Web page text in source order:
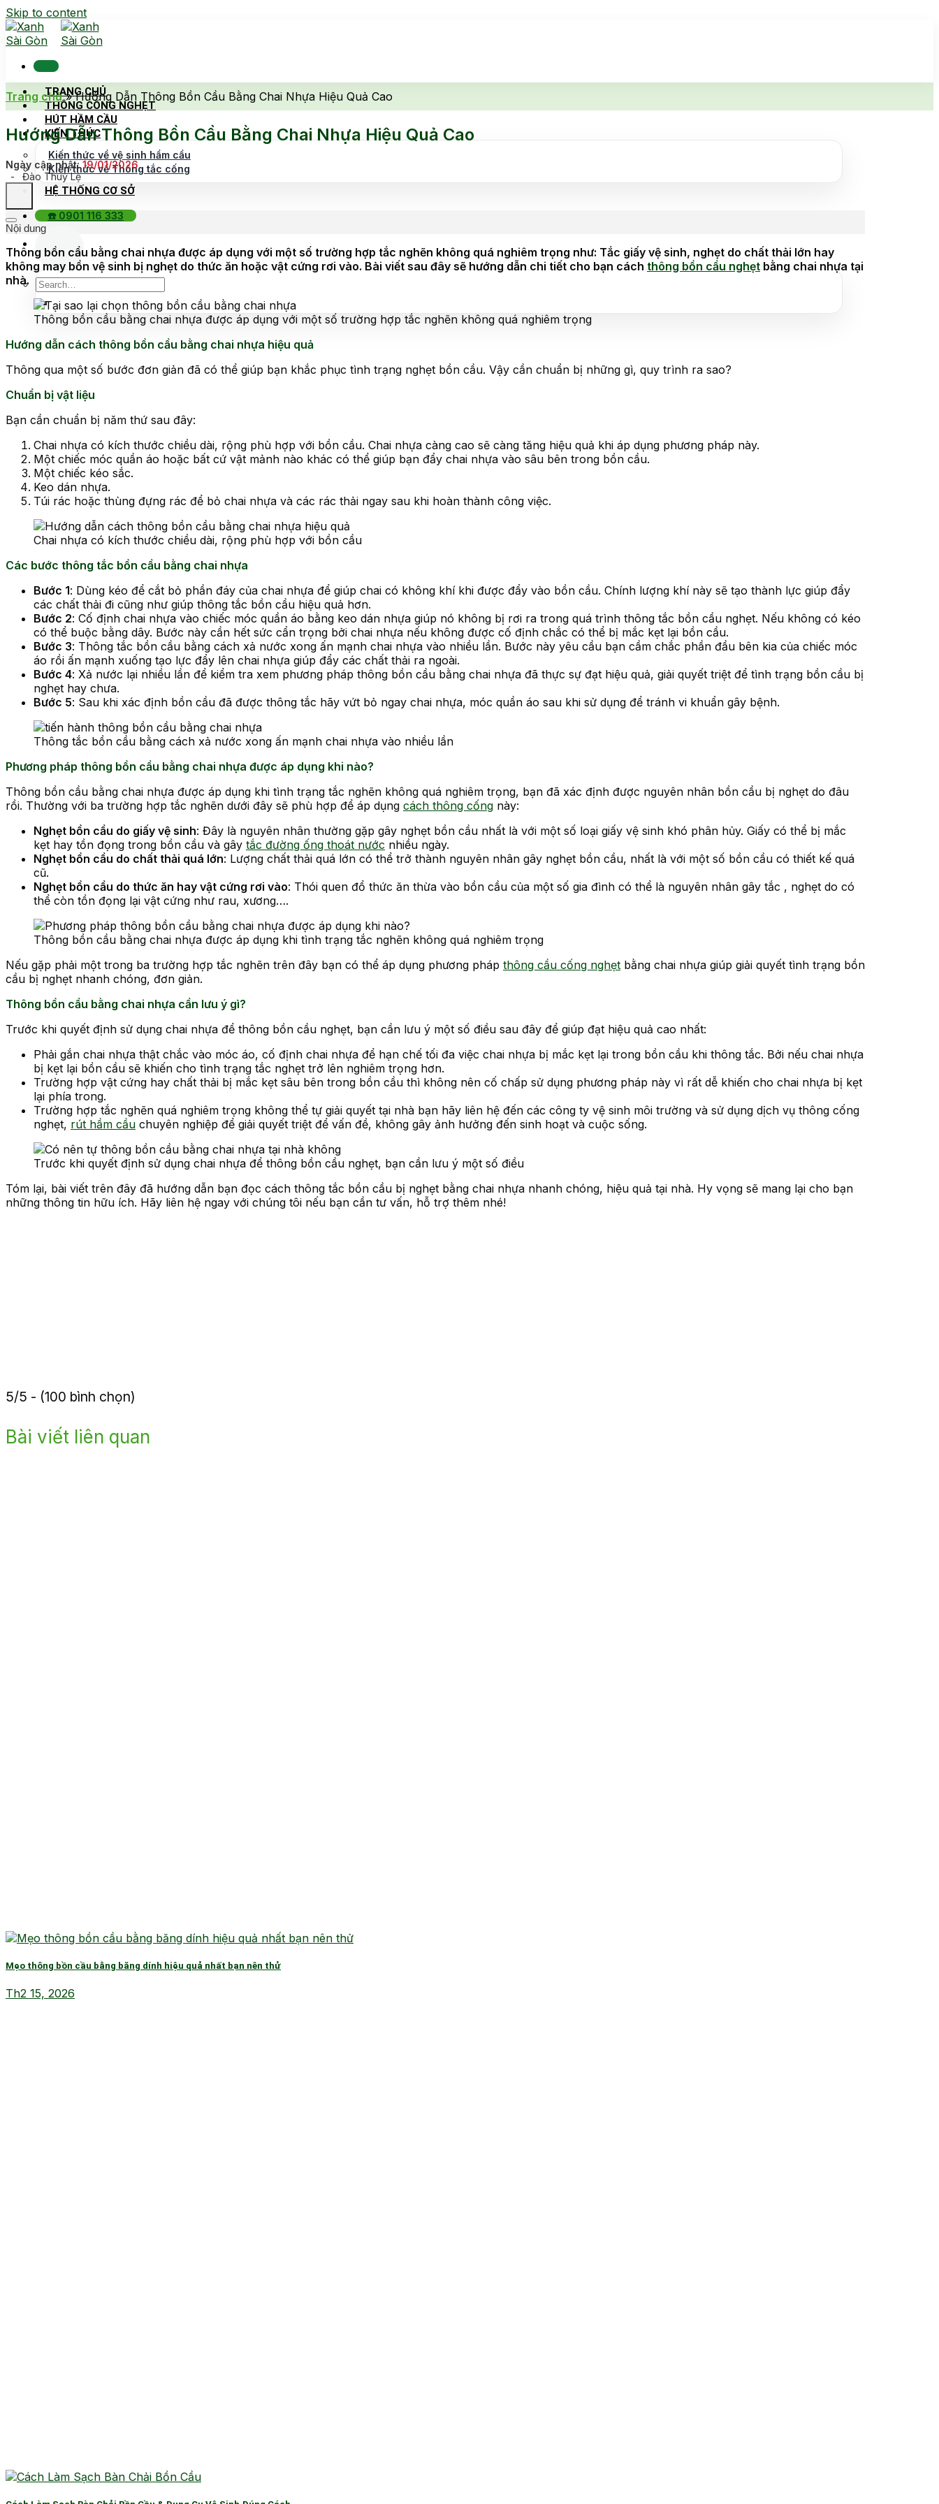
Skip to content
TRANG CHỦ
THÔNG CỐNG NGHẸT
HÚT HẦM CẦU
KIẾN THỨC
Kiến thức về vệ sinh hầm cầu
Kiến thức về Thông tắc cống
HỆ THỐNG CƠ SỞ
☎️ 0901 116 333
Trang chủ»Hướng Dẫn Thông Bồn Cầu Bằng Chai Nhựa Hiệu Quả Cao
Hướng Dẫn Thông Bồn Cầu Bằng Chai Nhựa Hiệu Quả Cao
Ngày cập nhật:19/01/2026
-
Đào Thuỷ Lệ
Nội dung
Thông bồn cầu bằng chai nhựa được áp dụng với một số trường hợp tắc nghẽn không quá nghiêm trọng như: Tắc giấy vệ sinh, nghẹt do chất thải lớn hay
không may bồn vệ sinh bị nghẹt do thức ăn hoặc vật cứng rơi vào. Bài viết sau đây sẽ hướng dẫn chi tiết cho bạn cáchthông bồn cầu nghẹtbằng chai nhựa tại
nhà.
Thông bồn cầu bằng chai nhựa được áp dụng với một số trường hợp tắc nghẽn không quá nghiêm trọng
Hướng dẫn cách thông bồn cầu bằng chai nhựa hiệu quả
Thông qua một số bước đơn giản đã có thể giúp bạn khắc phục tình trạng nghẹt bồn cầu. Vậy cần chuẩn bị những gì, quy trình ra sao?
Chuẩn bị vật liệu
Bạn cần chuẩn bị năm thứ sau đây:
Chai nhựa có kích thước chiều dài, rộng phù hợp với bồn cầu. Chai nhựa càng cao sẽ càng tăng hiệu quả khi áp dụng phương pháp này.
Một chiếc móc quần áo hoặc bất cứ vật mảnh nào khác có thể giúp bạn đẩy chai nhựa vào sâu bên trong bồn cầu.
Một chiếc kéo sắc.
Keo dán nhựa.
Túi rác hoặc thùng đựng rác để bỏ chai nhựa và các rác thải ngay sau khi hoàn thành công việc.
Chai nhựa có kích thước chiều dài, rộng phù hợp với bồn cầu
Các bước thông tắc bồn cầu bằng chai nhựa
Bước 1: Dùng kéo để cắt bỏ phần đáy của chai nhựa để giúp chai có không khí khi được đẩy vào bồn cầu. Chính lượng khí này sẽ tạo thành lực giúp đẩy
các chất thải đi cũng như giúp thông tắc bồn cầu hiệu quả hơn.
Bước 2: Cố định chai nhựa vào chiếc móc quần áo bằng keo dán nhựa giúp nó không bị rơi ra trong quá trình thông tắc bồn cầu nghẹt. Nếu không có kéo
có thể buộc bằng dây. Bước này cần hết sức cẩn trọng bởi chai nhựa nếu không được cố định chắc có thể bị mắc kẹt lại bồn cầu.
Bước 3: Thông tắc bồn cầu bằng cách xả nước xong ấn mạnh chai nhựa vào nhiều lần. Bước này yêu cầu bạn cầm chắc phần đầu bên kia của chiếc móc
áo rồi ấn mạnh xuống tạo lực đẩy lên chai nhựa giúp đẩy các chất thải ra ngoài.
Bước 4: Xả nước lại nhiều lần để kiểm tra xem phương pháp thông bồn cầu bằng chai nhựa đã thực sự đạt hiệu quả, giải quyết triệt để tình trạng bồn cầu bị
nghẹt hay chưa.
Bước 5: Sau khi xác định bồn cầu đã được thông tắc hãy vứt bỏ ngay chai nhựa, móc quần áo sau khi sử dụng để tránh vi khuẩn gây bệnh.
Thông tắc bồn cầu bằng cách xả nước xong ấn mạnh chai nhựa vào nhiều lần
Phương pháp thông bồn cầu bằng chai nhựa được áp dụng khi nào?
Thông bồn cầu bằng chai nhựa được áp dụng khi tình trạng tắc nghẽn không quá nghiêm trọng, bạn đã xác định được nguyên nhân bồn cầu bị nghẹt do đâu
rồi. Thường với ba trường hợp tắc nghẽn dưới đây sẽ phù hợp để áp dụng cách thông cống này:
Nghẹt bồn cầu do giấy vệ sinh: Đây là nguyên nhân thường gặp gây nghẹt bồn cầu nhất là với một số loại giấy vệ sinh khó phân hủy. Giấy có thể bị mắc
kẹt hay tồn đọng trong bồn cầu và gây tắc đường ống thoát nước nhiều ngày.
Nghẹt bồn cầu do chất thải quá lớn: Lượng chất thải quá lớn có thể trở thành nguyên nhân gây nghẹt bồn cầu, nhất là với một số bồn cầu có thiết kế quá
cũ.
Nghẹt bồn cầu do thức ăn hay vật cứng rơi vào: Thói quen đổ thức ăn thừa vào bồn cầu của một số gia đình có thể là nguyên nhân gây tắc , nghẹt do có
thể còn tồn đọng lại vật cứng như rau, xương….
Thông bồn cầu bằng chai nhựa được áp dụng khi tình trạng tắc nghẽn không quá nghiêm trọng
Nếu gặp phải một trong ba trường hợp tắc nghẽn trên đây bạn có thể áp dụng phương pháp thông cầu cống nghẹt bằng chai nhựa giúp giải quyết tình trạng bồn
cầu bị nghẹt nhanh chóng, đơn giản.
Thông bồn cầu bằng chai nhựa cần lưu ý gì?
Trước khi quyết định sử dụng chai nhựa để thông bồn cầu nghẹt, bạn cần lưu ý một số điều sau đây để giúp đạt hiệu quả cao nhất:
Phải gắn chai nhựa thật chắc vào móc áo, cố định chai nhựa để hạn chế tối đa việc chai nhựa bị mắc kẹt lại trong bồn cầu khi thông tắc. Bởi nếu chai nhựa
bị kẹt lại bồn cầu sẽ khiến cho tình trạng tắc nghẹt trở lên nghiêm trọng hơn.
Trường hợp vật cứng hay chất thải bị mắc kẹt sâu bên trong bồn cầu thì không nên cố chấp sử dụng phương pháp này vì rất dễ khiến cho chai nhựa bị kẹt
lại phía trong.
Trường hợp tắc nghẽn quá nghiêm trọng không thể tự giải quyết tại nhà bạn hãy liên hệ đến các công ty vệ sinh môi trường và sử dụng dịch vụ thông cống
nghẹt, rút hầm cầu chuyên nghiệp để giải quyết triệt để vấn đề, không gây ảnh hưởng đến sinh hoạt và cuộc sống.
Trước khi quyết định sử dụng chai nhựa để thông bồn cầu nghẹt, bạn cần lưu ý một số điều
Tóm lại, bài viết trên đây đã hướng dẫn bạn đọc cách thông tắc bồn cầu bị nghẹt bằng chai nhựa nhanh chóng, hiệu quả tại nhà. Hy vọng sẽ mang lại cho bạn
những thông tin hữu ích. Hãy liên hệ ngay với chúng tôi nếu bạn cần tư vấn, hỗ trợ thêm nhé!
5/5 - (100 bình chọn)
Bài viết liên quan
Mẹo thông bồn cầu bằng băng dính hiệu quả nhất bạn nên thử
Th2 15, 2026